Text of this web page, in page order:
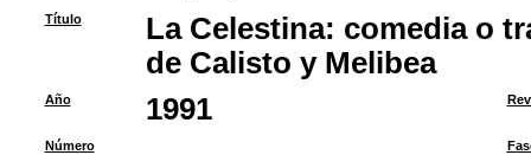
Título
La Celestina: comedia o
de Calisto y Melibea
Año 1991
Número